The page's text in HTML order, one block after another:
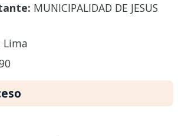
MUNICIPALIDAD DE JESUS
Lima